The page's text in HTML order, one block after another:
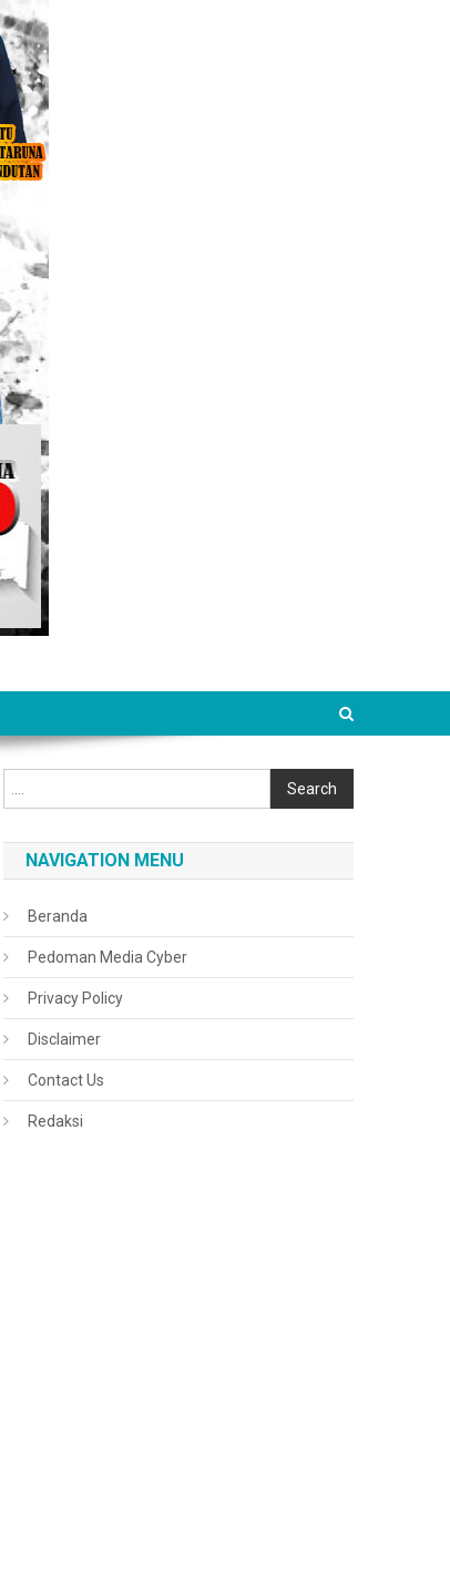
Search
NAVIGATION MENU
Beranda
Pedoman Media Cyber
Privacy Policy
Disclaimer
Contact Us
Redaksi